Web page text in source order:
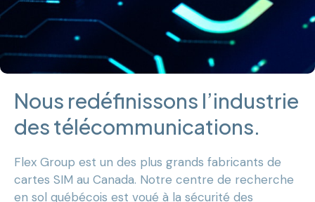
Nous redéfinissons l’industrie
des télécommunications.
Flex Group est un des plus grands fabricants de
cartes SIM au Canada. Notre centre de recherche
en sol québécois est voué à la sécurité des